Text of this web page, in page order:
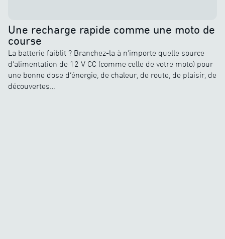
Une recharge rapide comme une moto de
course
La batterie faiblit ? Branchez-la à n’importe quelle source
d’alimentation de 12 V CC (comme celle de votre moto) pour
une bonne dose d’énergie, de chaleur, de route, de plaisir, de
découvertes…